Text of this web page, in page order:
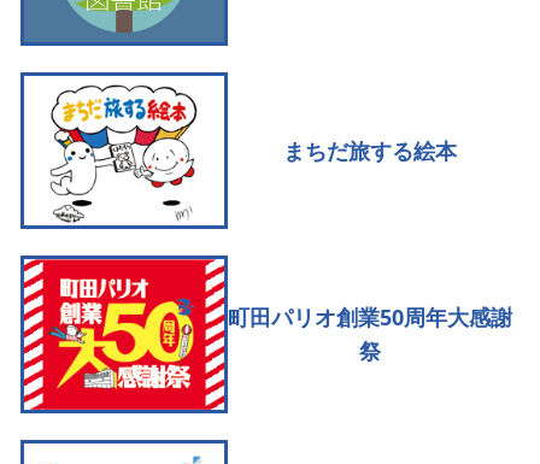
まちだ旅する絵本
町田パリオ創業50周年大感謝
祭